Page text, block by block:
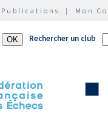
Publications | Mon
Rechercher un club